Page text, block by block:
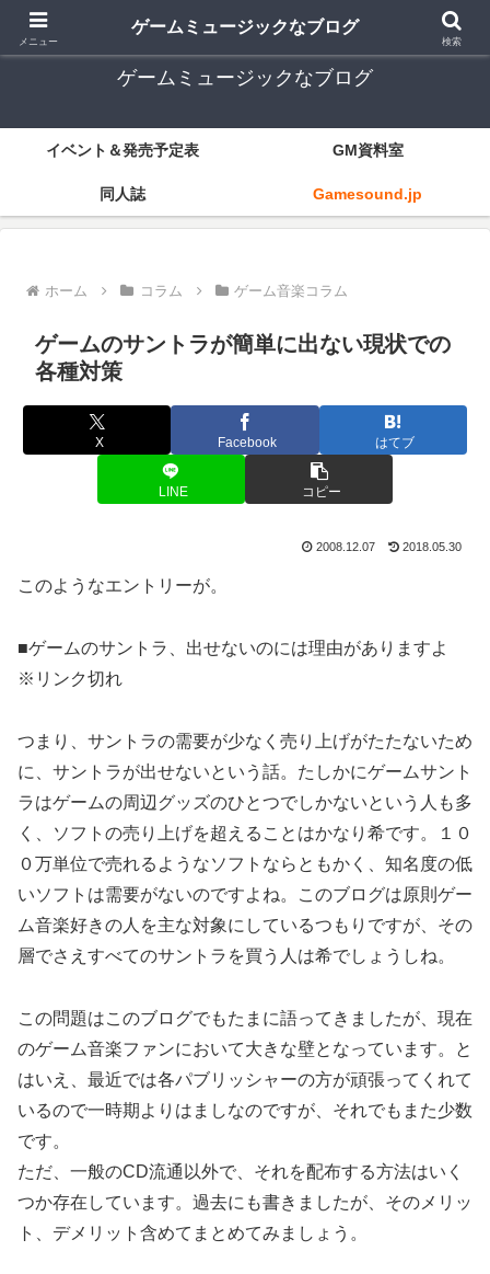
ゲーム音楽とレトロゲー中心
ゲームミュージックなブログ
イベント＆発売予定表 GM資料室
同人誌 Gamesound.jp
ホーム コラム ゲーム音楽コラム
ゲームのサントラが簡単に出ない現状での
各種対策
X Facebook はてブ
LINE コピー
2008.12.07 2018.05.30
このようなエントリーが。
■ゲームのサントラ、出せないのには理由がありますよ
※リンク切れ
つまり、サントラの需要が少なく売り上げがたたないため
に、サントラが出せないという話。たしかにゲームサント
ラはゲームの周辺グッズのひとつでしかないという人も多
く、ソフトの売り上げを超えることはかなり希です。１０
０万単位で売れるようなソフトならともかく、知名度の低
いソフトは需要がないのですよね。このブログは原則ゲー
ム音楽好きの人を主な対象にしているつもりですが、その
層でさえすべてのサントラを買う人は希でしょうしね。
この問題はこのブログでもたまに語ってきましたが、現在
のゲーム音楽ファンにおいて大きな壁となっています。と
はいえ、最近では各パブリッシャーの方が頑張ってくれて
いるので一時期よりはましなのですが、それでもまた少数
です。
ただ、一般のCD流通以外で、それを配布する方法はいく
つか存在しています。過去にも書きましたが、そのメリッ
ト、デメリット含めてまとめてみましょう。
メニュー
ゲームミュージックなブログ
検索